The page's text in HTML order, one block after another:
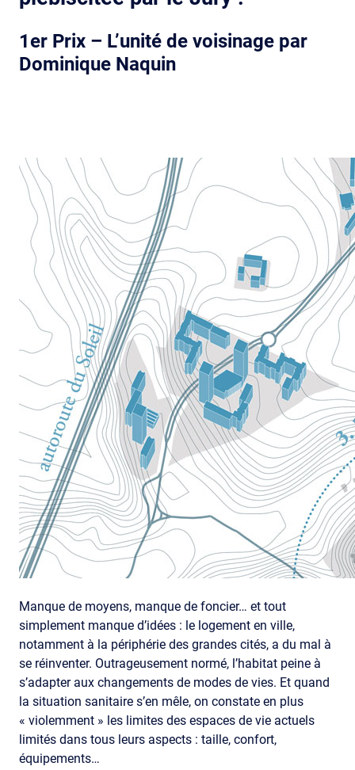
1er Prix – L’unité de voisinage par
Dominique Naquin
Manque de moyens, manque de foncier… et tout
simplement manque d’idées : le logement en ville,
notamment à la périphérie des grandes cités, a du mal à
se réinventer. Outrageusement normé, l’habitat peine à
s’adapter aux changements de modes de vies. Et quand
la situation sanitaire s’en mêle, on constate en plus
« violemment » les limites des espaces de vie actuels
limités dans tous leurs aspects : taille, confort,
équipements…